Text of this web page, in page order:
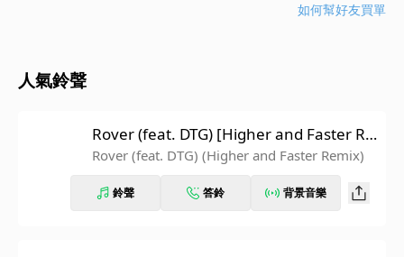
如何幫好友買單
人氣鈴聲
Rover (feat. DTG) [Higher and Faster Re
mix]
Rover (feat. DTG) (Higher and Faster Remix)
鈴聲 答鈴 背景音樂